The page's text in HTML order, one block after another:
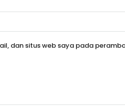
dan situs web saya pada